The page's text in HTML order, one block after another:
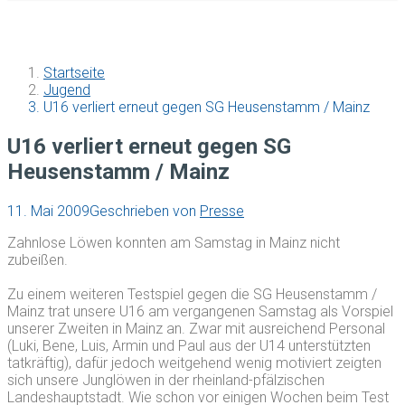
Startseite
Jugend
U16 verliert erneut gegen SG Heusenstamm / Mainz
U16 verliert erneut gegen SG
Heusenstamm / Mainz
11. Mai 2009Geschrieben von Presse
Zahnlose Löwen konnten am Samstag in Mainz nicht
zubeißen.
Zu einem weiteren Testspiel gegen die SG Heusenstamm /
Mainz trat unsere U16 am vergangenen Samstag als Vorspiel
unserer Zweiten in Mainz an. Zwar mit ausreichend Personal
(Luki, Bene, Luis, Armin und Paul aus der U14 unterstützten
tatkräftig), dafür jedoch weitgehend wenig motiviert zeigten
sich unsere Junglöwen in der rheinland-pfälzischen
Landeshauptstadt. Wie schon vor einigen Wochen beim Test